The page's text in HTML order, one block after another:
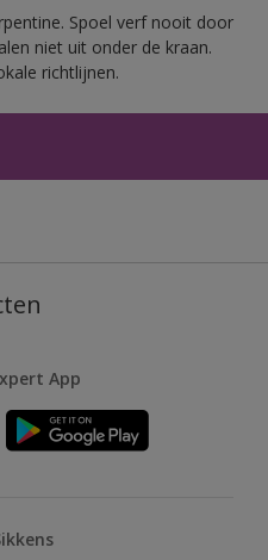
Spoel verf nooit door
niet uit onder de kraan.
richtlijnen.
App